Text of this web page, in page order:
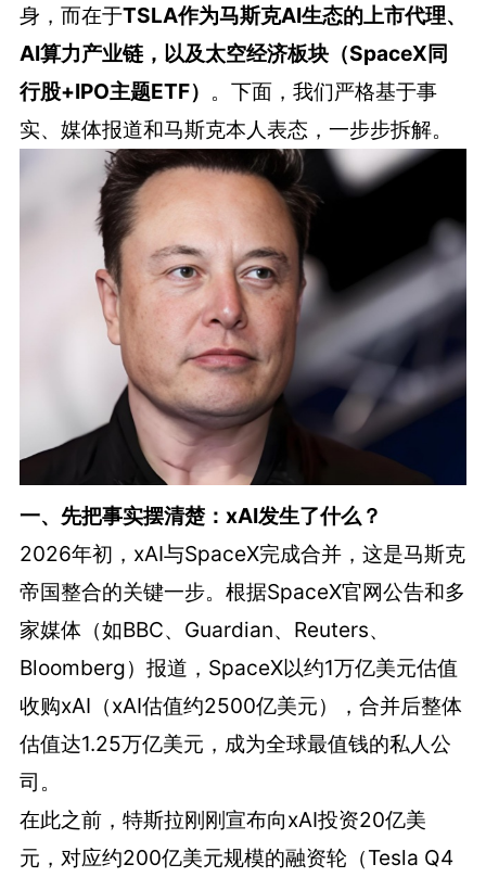
身，而在于TSLA作为马斯克AI生态的上市代理、
AI算力产业链，以及太空经济板块（SpaceX同
行股+IPO主题ETF） 。下面，我们严格基于事
实、媒体报道和马斯克本人表态，一步步拆解。
一、先把事实摆清楚：xAI发生了什么？
2026年初，xAI与SpaceX完成合并，这是马斯克
帝国整合的关键一步。根据SpaceX官网公告和多
家媒体（如BBC、Guardian、Reuters、
Bloomberg）报道，SpaceX以约1万亿美元估值
收购xAI（xAI估值约2500亿美元），合并后整体
估值达1.25万亿美元，成为全球最值钱的私人公
司。
在此之前，特斯拉刚刚宣布向xAI投资20亿美
元，对应约200亿美元规模的融资轮（Tesla Q4